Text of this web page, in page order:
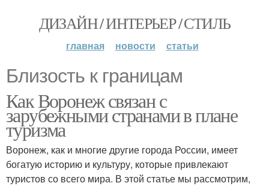
ДИЗАЙН / ИНТЕРЬЕР / СТИЛЬ
главная новости статьи
Близость к границам
Как Воронеж связан с
зарубежными странами в плане
туризма
Воронеж, как и многие другие города России, имеет
богатую историю и культуру, которые привлекают
туристов со всего мира. В этой статье мы рассмотрим,